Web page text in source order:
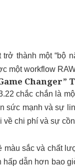
thành một “bộ
một workflow
Changer”
chắc chắn là
sức mạnh và sự
về chi phí và sự
sắc và chất
dẫn hơn bao